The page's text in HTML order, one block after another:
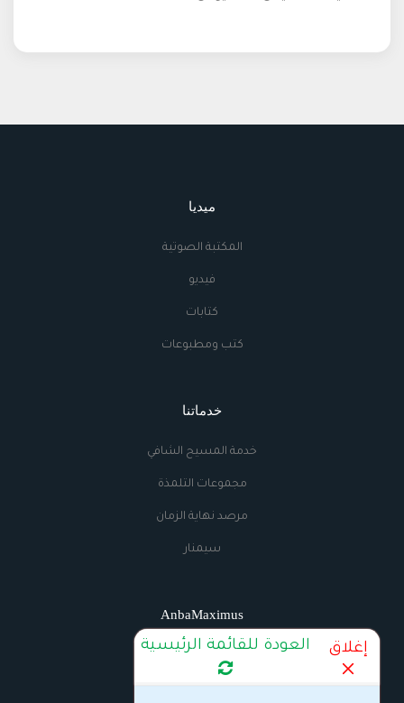
ميديا
المكتبة الصوتية
فيديو
كتابات
كتب ومطبوعات
خدماتنا
خدمة المسيح الشافي
مجموعات التلمذة
مرصد نهاية الزمان
سيمنار
AnbaMaximus
اتصل بنا
الراديو
إغلاق العودة للقائمة الرئيسية